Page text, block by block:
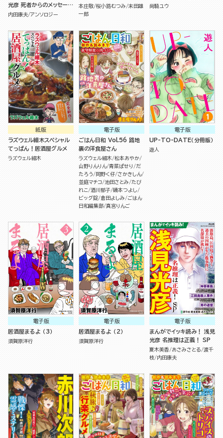
光彦 死者からのメッセージ
SP
内田康夫 アンソロジー
本庄敬 桜小路むつみ 末田雄
一郎
尚騎ユウ
紙版
ラズウェル細木スペシャル
てっぱん！居酒屋グルメ
ラズウェル細木
電子版
ごはん日和 Vol.56 路地
裏の洋食屋さん
ラズウェル細木 松本あやか
山野りんりん 青菜ぱせり
だ
たろう
岡野く仔 さかきしん
並庭マチコ 池田さとみ たび
れこ 酒川郁子 磯本つよし
ビッグ錠 倉田よしみ
ごはん
日和編集部 真宮りんご
電子版
UP-TO-DATE（分冊版）
遊人
電子版
居酒屋まるよ （3）
須賀原洋行
電子版
居酒屋まるよ （2）
須賀原洋行
電子版
まんがでイッキ読み！ 浅見
光彦 名推理は正義！ SP
夏木美香 あさみさとる 渡千
枝 内田康夫